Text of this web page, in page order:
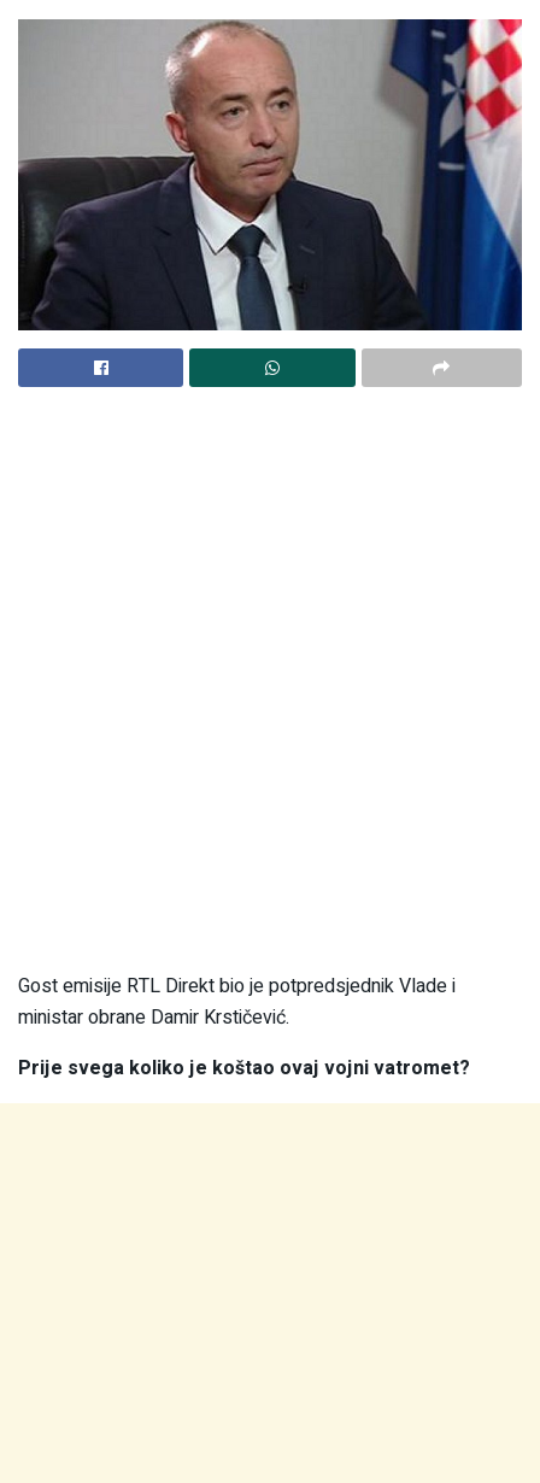
Gost emisije RTL Direkt bio je potpredsjednik Vlade i
ministar obrane Damir Krstičević.
Prije svega koliko je koštao ovaj vojni vatromet?